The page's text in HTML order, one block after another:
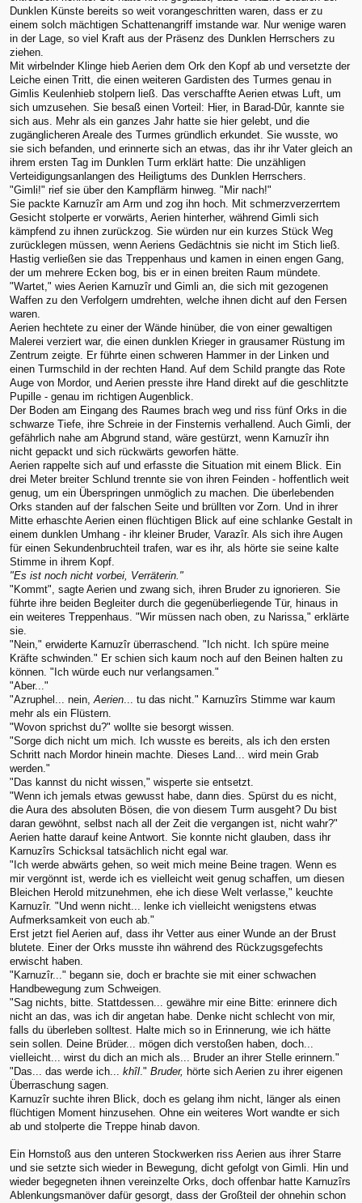
Dunklen Künste bereits so weit vorangeschritten waren, dass er zu
einem solch mächtigen Schattenangriff imstande war. Nur wenige waren
in der Lage, so viel Kraft aus der Präsenz des Dunklen Herrschers zu
ziehen.
Mit wirbelnder Klinge hieb Aerien dem Ork den Kopf ab und versetzte der
Leiche einen Tritt, die einen weiteren Gardisten des Turmes genau in
Gimlis Keulenhieb stolpern ließ. Das verschaffte Aerien etwas Luft, um
sich umzusehen. Sie besaß einen Vorteil: Hier, in Barad-Dûr, kannte sie
sich aus. Mehr als ein ganzes Jahr hatte sie hier gelebt, und die
zugänglicheren Areale des Turmes gründlich erkundet. Sie wusste, wo
sie sich befanden, und erinnerte sich an etwas, das ihr ihr Vater gleich an
ihrem ersten Tag im Dunklen Turm erklärt hatte: Die unzähligen
Verteidigungsanlangen des Heiligtums des Dunklen Herrschers.
"Gimli!" rief sie über den Kampflärm hinweg. "Mir nach!"
Sie packte Karnuzîr am Arm und zog ihn hoch. Mit schmerzverzerrtem
Gesicht stolperte er vorwärts, Aerien hinterher, während Gimli sich
kämpfend zu ihnen zurückzog. Sie würden nur ein kurzes Stück Weg
zurücklegen müssen, wenn Aeriens Gedächtnis sie nicht im Stich ließ.
Hastig verließen sie das Treppenhaus und kamen in einen engen Gang,
der um mehrere Ecken bog, bis er in einen breiten Raum mündete.
"Wartet," wies Aerien Karnuzîr und Gimli an, die sich mit gezogenen
Waffen zu den Verfolgern umdrehten, welche ihnen dicht auf den Fersen
waren.
Aerien hechtete zu einer der Wände hinüber, die von einer gewaltigen
Malerei verziert war, die einen dunklen Krieger in grausamer Rüstung im
Zentrum zeigte. Er führte einen schweren Hammer in der Linken und
einen Turmschild in der rechten Hand. Auf dem Schild prangte das Rote
Auge von Mordor, und Aerien presste ihre Hand direkt auf die geschlitzte
Pupille - genau im richtigen Augenblick.
Der Boden am Eingang des Raumes brach weg und riss fünf Orks in die
schwarze Tiefe, ihre Schreie in der Finsternis verhallend. Auch Gimli, der
gefährlich nahe am Abgrund stand, wäre gestürzt, wenn Karnuzîr ihn
nicht gepackt und sich rückwärts geworfen hätte.
Aerien rappelte sich auf und erfasste die Situation mit einem Blick. Ein
drei Meter breiter Schlund trennte sie von ihren Feinden - hoffentlich weit
genug, um ein Überspringen unmöglich zu machen. Die überlebenden
Orks standen auf der falschen Seite und brüllten vor Zorn. Und in ihrer
Mitte erhaschte Aerien einen flüchtigen Blick auf eine schlanke Gestalt in
einem dunklen Umhang - ihr kleiner Bruder, Varazîr. Als sich ihre Augen
für einen Sekundenbruchteil trafen, war es ihr, als hörte sie seine kalte
Stimme in ihrem Kopf.
"Es ist noch nicht vorbei, Verräterin."
"Kommt", sagte Aerien und zwang sich, ihren Bruder zu ignorieren. Sie
führte ihre beiden Begleiter durch die gegenüberliegende Tür, hinaus in
ein weiteres Treppenhaus. "Wir müssen nach oben, zu Narissa," erklärte
sie.
"Nein," erwiderte Karnuzîr überraschend. "Ich nicht. Ich spüre meine
Kräfte schwinden." Er schien sich kaum noch auf den Beinen halten zu
können. "Ich würde euch nur verlangsamen."
"Aber..."
"Azruphel... nein,Aerien... tu das nicht." Karnuzîrs Stimme war kaum
mehr als ein Flüstern.
"Wovon sprichst du?" wollte sie besorgt wissen.
"Sorge dich nicht um mich. Ich wusste es bereits, als ich den ersten
Schritt nach Mordor hinein machte. Dieses Land... wird mein Grab
werden."
"Das kannst du nicht wissen," wisperte sie entsetzt.
"Wenn ich jemals etwas gewusst habe, dann dies. Spürst du es nicht,
die Aura des absoluten Bösen, die von diesem Turm ausgeht? Du bist
daran gewöhnt, selbst nach all der Zeit die vergangen ist, nicht wahr?"
Aerien hatte darauf keine Antwort. Sie konnte nicht glauben, dass ihr
Karnuzîrs Schicksal tatsächlich nicht egal war.
"Ich werde abwärts gehen, so weit mich meine Beine tragen. Wenn es
mir vergönnt ist, werde ich es vielleicht weit genug schaffen, um diesen
Bleichen Herold mitzunehmen, ehe ich diese Welt verlasse," keuchte
Karnuzîr. "Und wenn nicht... lenke ich vielleicht wenigstens etwas
Aufmerksamkeit von euch ab."
Erst jetzt fiel Aerien auf, dass ihr Vetter aus einer Wunde an der Brust
blutete. Einer der Orks musste ihn während des Rückzugsgefechts
erwischt haben.
"Karnuzîr..." begann sie, doch er brachte sie mit einer schwachen
Handbewegung zum Schweigen.
"Sag nichts, bitte. Stattdessen... gewähre mir eine Bitte: erinnere dich
nicht an das, was ich dir angetan habe. Denke nicht schlecht von mir,
falls du überleben solltest. Halte mich so in Erinnerung, wie ich hätte
sein sollen. Deine Brüder... mögen dich verstoßen haben, doch...
vielleicht... wirst du dich an mich als... Bruder an ihrer Stelle erinnern."
"Das... das werde ich... khîl." Bruder, hörte sich Aerien zu ihrer eigenen
Überraschung sagen.
Karnuzîr suchte ihren Blick, doch es gelang ihm nicht, länger als einen
flüchtigen Moment hinzusehen. Ohne ein weiteres Wort wandte er sich
ab und stolperte die Treppe hinab davon.
Ein Hornstoß aus den unteren Stockwerken riss Aerien aus ihrer Starre
und sie setzte sich wieder in Bewegung, dicht gefolgt von Gimli. Hin und
wieder begegneten ihnen vereinzelte Orks, doch offenbar hatte Karnuzîrs
Ablenkungsmanöver dafür gesorgt, dass der Großteil der ohnehin schon